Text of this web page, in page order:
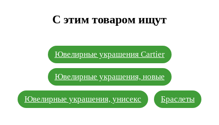
С этим товаром ищут
Ювелирные украшения Cartier
Ювелирные украшения, новые
Ювелирные украшения, унисекс Браслеты